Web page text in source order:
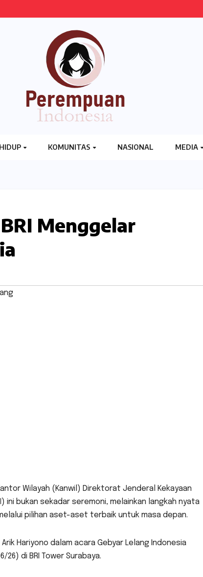
KOMUNITAS NASIONAL MEDIA
Menggelar
Wilayah (Kanwil) Direktorat Jenderal Kekayaan
ini bukan sekadar seremoni, melainkan langkah nyata
pilihan aset-aset terbaik untuk masa depan.
Hariyono dalam acara Gebyar Lelang Indonesia
di BRI Tower Surabaya.